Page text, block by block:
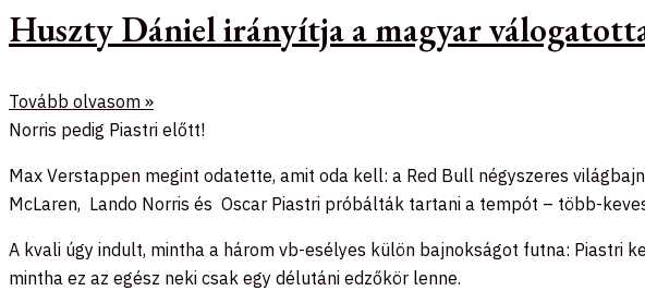
Huszty Dániel irányítja a magyar
Tovább olvasom »
Norris pedig Piastri előtt!
Max Verstappen megint odatette, amit oda kell: a Red Bull négyszeres
McLaren, Lando Norris és Oscar Piastri próbálták tartani a tempót – több-
A kvali úgy indult, mintha a három vb-esélyes külön bajnokságot futna: Piastri
mintha ez az egész neki csak egy délutáni edzőkör lenne.